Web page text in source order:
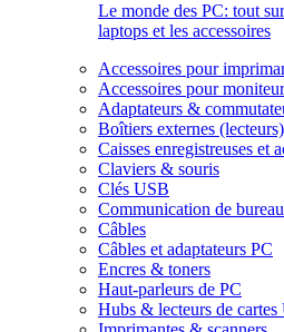
Le monde des PC: tout
laptops et les accessoires
Accessoires pour
Accessoires pour
Adaptateurs &
Boîtiers externes (lecteurs)
Caisses enregistreuses et
Claviers & souris
Clés USB
Communication de bureau
Câbles
Câbles et adaptateurs PC
Encres & toners
Haut-parleurs de PC
Hubs & lecteurs de cartes